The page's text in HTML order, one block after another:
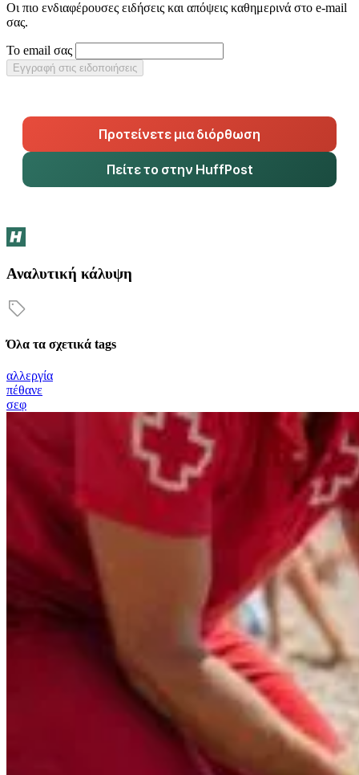
Οι πιο ενδιαφέρουσες ειδήσεις και απόψεις καθημερινά στο e-mail
σας.
Το email σας
Εγγραφή στις ειδοποιήσεις
Προτείνετε μια διόρθωση
Πείτε το στην HuffPost
Αναλυτική κάλυψη
Όλα τα σχετικά tags
αλλεργία
πέθανε
σεφ